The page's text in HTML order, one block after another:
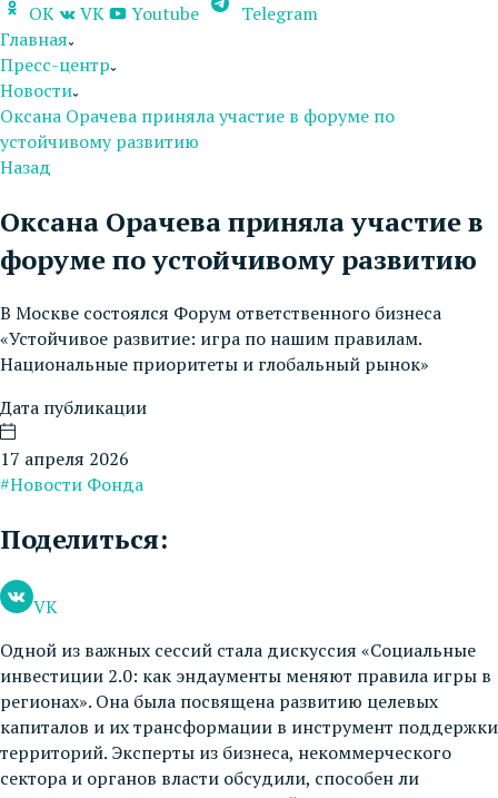
OK
VK Youtube
Telegram
Главная
Пресс-центр
Новости
Оксана Орачева приняла участие в форуме по
устойчивому развитию
Назад
Оксана Орачева приняла участие в
форуме по устойчивому развитию
В Москве состоялся Форум ответственного бизнеса
«Устойчивое развитие: игра по нашим правилам.
Национальные приоритеты и глобальный рынок»
Дата публикации
17 апреля 2026
#Новости Фонда
Поделиться:
VK
Одной из важных сессий стала дискуссия «Социальные
инвестиции 2.0: как эндаументы меняют правила игры в
регионах». Она была посвящена развитию целевых
капиталов и их трансформации в инструмент поддержки
территорий. Эксперты из бизнеса, некоммерческого
сектора и органов власти обсудили, способен ли